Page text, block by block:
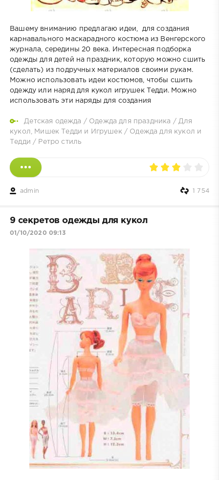
Вашему вниманию предлагаю идеи, для создания
карнавального маскарадного костюма из Венгерского
журнала, середины 20 века. Интересная подборка
одежды для детей на праздник, которую можно сшить
(сделать) из подручных материалов своими рукам.
Можно использовать идеи костюмов, чтобы сшить
одежду или наряд для кукол игрушек Тедди. Можно
использовать эти наряды для создания
Детская одежда / Одежда для праздника / Для
кукол, Мишек Тедди и Игрушек / Одежда для кукол и
Тедди / Ретро стиль
admin 1 754
9 секретов одежды для кукол
01/10/2020 09:13